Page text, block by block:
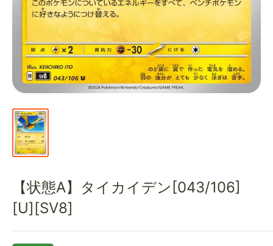
【状態A】タイカイデン[043/106]
[U][SV8]